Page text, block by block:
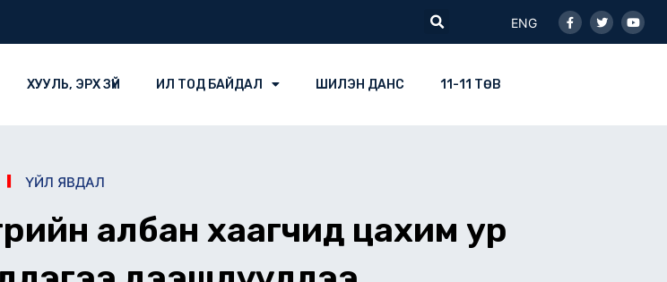
Search
ENG
f
ХУУЛЬ, ЭРХ ЗҮЙ ИЛ ТОД БАЙДАЛ ШИЛЭН ДАНС 11-11 ТӨВ
ҮЙЛ ЯВДАЛ
албан хаагчид цахим ур